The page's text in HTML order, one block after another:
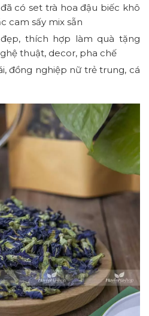
có set trà hoa đậu biếc khô
cam sấy mix sẵn
thích hợp làm quà tặng
thuật, decor, pha chế
đồng nghiệp nữ trẻ trung, cá